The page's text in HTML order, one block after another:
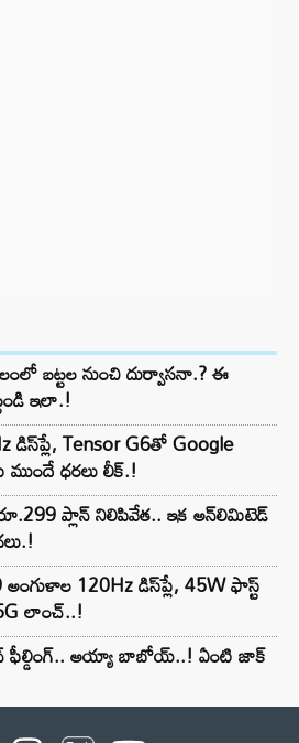
బట్టల నుంచి దుర్వాసనా.? ఈ
ఇలా.!
డిస్‌ప్లే, Tensor G6తో Google
ధరలు లీక్.!
ప్లాన్ నిలిపివేత.. ఇక అన్‌లిమిటెడ్
120Hz డిస్‌ప్లే, 45W ఫాస్ట్
లాంచ్..!
ఫీల్డింగ్.. అయ్యా బాబోయ్..! ఏంటి జాక్